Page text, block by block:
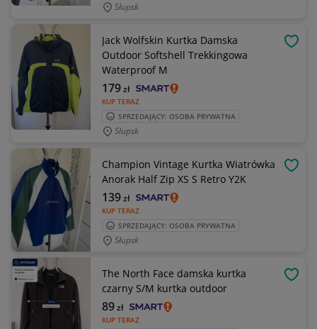
Słupsk
Jack Wolfskin Kurtka Damska
Outdoor Softshell Trekkingowa
Waterproof M
KUP TERAZ
179zł
SPRZEDAJĄCY: OSOBA PRYWATNA
Słupsk
Champion Vintage Kurtka Wiatrówka
Anorak Half Zip XS S Retro Y2K
KUP TERAZ
139zł
SPRZEDAJĄCY: OSOBA PRYWATNA
Słupsk
The North Face damska kurtka
czarny S/M kurtka outdoor
KUP TERAZ
89zł